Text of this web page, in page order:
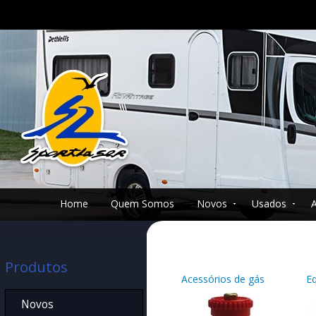
Home Quem Somos Novos Usados
Acessórios de gás
Produtos
Novos